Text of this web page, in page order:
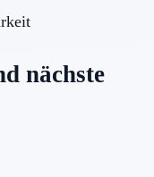
nächste